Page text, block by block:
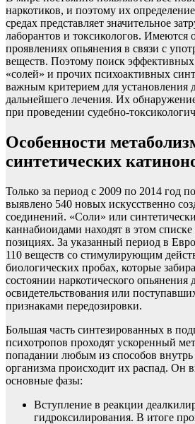
наркотиков, и поэтому их
средах представляет значительное
лаборантов и токсикологов. Имеются
проявлениях опьянения в связи с
веществ. Поэтому поиск
«солей» и прочих психоактивных
важным критерием для установления
дальнейшего лечения. Их
при проведении судебно-
Особенности
синтетических
Только за период с 2009 по 2014 год
выявлено 540 новых искусственно
соединений. «Соли» или
каннабиоидами находят в этом
позициях. За указанный период в
110 веществ со стимулирующим
биологических пробах, которые
состоянии наркотического опьянения
освидетельствования или
признаками передозировки.
Большая часть синтезированных в
психотропов проходят ускоренный
попадании любым из способов внутрь
организма происходит их распад. Он
основные фазы:
Вступление в реакции
гидроксилирования. В итоге